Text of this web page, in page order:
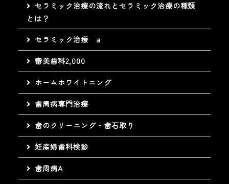
セラミック治療の流れとセラミック治療の種類
とは？
セラミック治療 a
審美歯科2,000
ホームホワイトニング
歯周病専門治療
歯のクリーニング・歯石取り
妊産婦歯科検診
歯周病A